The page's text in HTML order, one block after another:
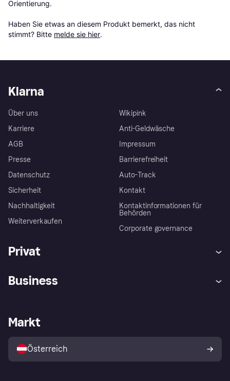
Orientierung.
Haben Sie etwas an diesem Produkt bemerkt, das nicht
stimmt? Bitte melde sie hier.
Klarna
Über uns
Karriere
AGB
Presse
Datenschutz
Sicherheit
Nachhaltigkeit
Weiterverkaufen
Wikipink
Anti-Geldwäsche
Impressum
Barrierefreiheit
Auto-Track
Kontakt
Kontaktinformationen für
Behörden
Corporate governance
Privat
Shops entdecken
Business
Händlerportal
Markt
Österreich